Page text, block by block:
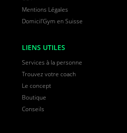
Mentions Légales
Domicil’Gym en Suisse
LIENS UTILES
Services à la personne
Trouvez votre coach
Le concept
Boutique
Conseils